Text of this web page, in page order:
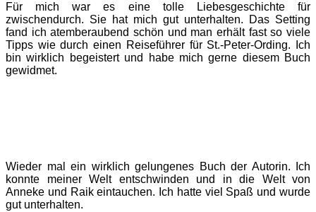
Für mich war es eine tolle Liebesgeschichte für
zwischendurch. Sie hat mich gut unterhalten. Das Setting
fand ich atemberaubend schön und man erhält fast so viele
Tipps wie durch einen Reiseführer für St.-Peter-Ording. Ich
bin wirklich begeistert und habe mich gerne diesem Buch
gewidmet.
Wieder mal ein wirklich gelungenes Buch der Autorin. Ich
konnte meiner Welt entschwinden und in die Welt von
Anneke und Raik eintauchen. Ich hatte viel Spaß und wurde
gut unterhalten.